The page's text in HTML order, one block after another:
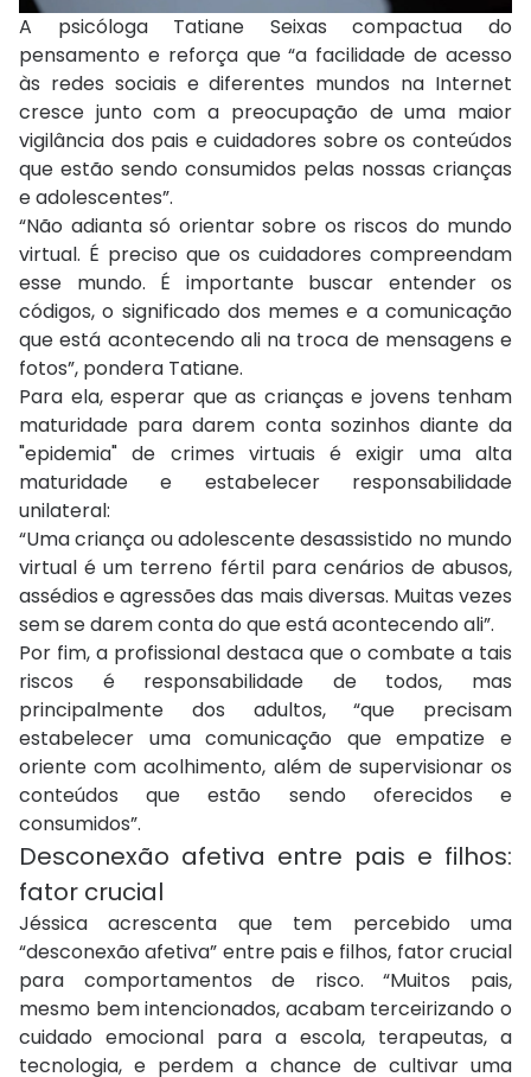
A psicóloga Tatiane Seixas compactua do
pensamento e reforça que “a facilidade de acesso
às redes sociais e diferentes mundos na Internet
cresce junto com a preocupação de uma maior
vigilância dos pais e cuidadores sobre os conteúdos
que estão sendo consumidos pelas nossas crianças
e adolescentes”.
“Não adianta só orientar sobre os riscos do mundo
virtual. É preciso que os cuidadores compreendam
esse mundo. É importante buscar entender os
códigos, o significado dos memes e a comunicação
que está acontecendo ali na troca de mensagens e
fotos”, pondera Tatiane.
Para ela, esperar que as crianças e jovens tenham
maturidade para darem conta sozinhos diante da
"epidemia" de crimes virtuais é exigir uma alta
maturidade e estabelecer responsabilidade
unilateral:
“Uma criança ou adolescente desassistido no mundo
virtual é um terreno fértil para cenários de abusos,
assédios e agressões das mais diversas. Muitas vezes
sem se darem conta do que está acontecendo ali”.
Por fim, a profissional destaca que o combate a tais
riscos é responsabilidade de todos, mas
principalmente dos adultos, “que precisam
estabelecer uma comunicação que empatize e
oriente com acolhimento, além de supervisionar os
conteúdos que estão sendo oferecidos e
consumidos”.
Desconexão afetiva entre pais e filhos:
fator crucial
Jéssica acrescenta que tem percebido uma
“desconexão afetiva” entre pais e filhos, fator crucial
para comportamentos de risco. “Muitos pais,
mesmo bem intencionados, acabam terceirizando o
cuidado emocional para a escola, terapeutas, a
tecnologia, e perdem a chance de cultivar uma